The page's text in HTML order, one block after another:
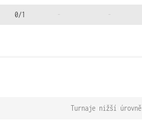
0/1 - -
Turnaje nižší úrovně